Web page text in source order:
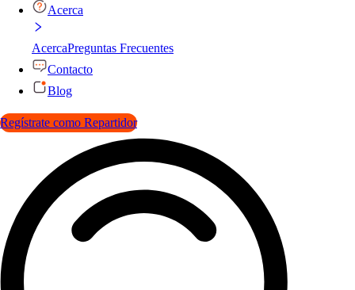
Acerca
AcercaPreguntas Frecuentes
Contacto
Blog
Regístrate como Repartidor